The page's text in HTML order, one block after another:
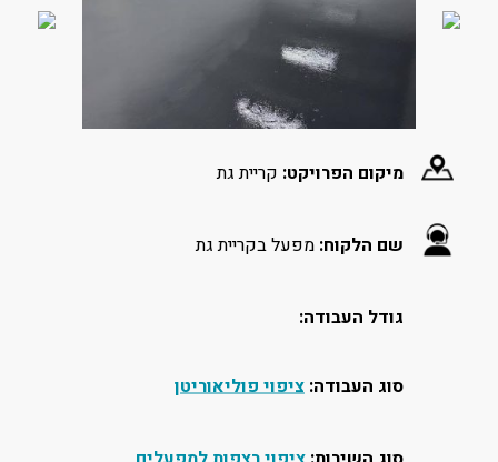
מיקום הפרויקט: קריית גת
שם הלקוח: מפעל בקריית גת
גודל העבודה:
סוג העבודה: ציפוי פוליאוריטן